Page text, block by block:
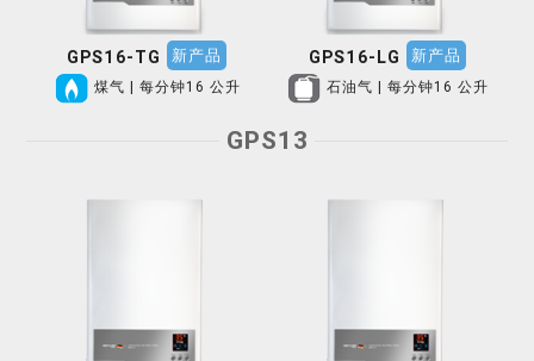
GPS16-TG 新产品
煤气 | 每分钟16 公升
GPS16-LG 新产品
石油气 | 每分钟16 公升
GPS13